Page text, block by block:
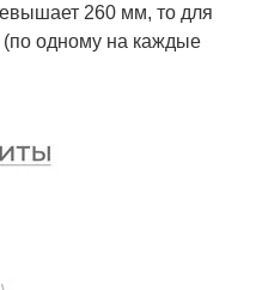
260 мм, то для
одному на каждые